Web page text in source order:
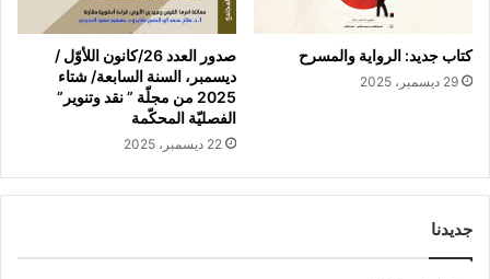
كتاب جديد: الرواية والمسرح
29 ديسمبر، 2025
صدور العدد 26/كانون اللأوّل /
ديسمبر، السنة السابعة/ شتاء
2025 من مجلّة ” نقد وتنوير”
الفصليّة المحكّمة
22 ديسمبر، 2025
جديدنا